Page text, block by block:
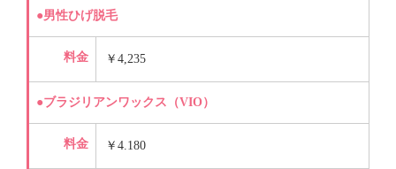
●男性ひげ脱毛
料金 ￥4,235
●ブラジリアンワックス（VIO）
料金 ￥4.180